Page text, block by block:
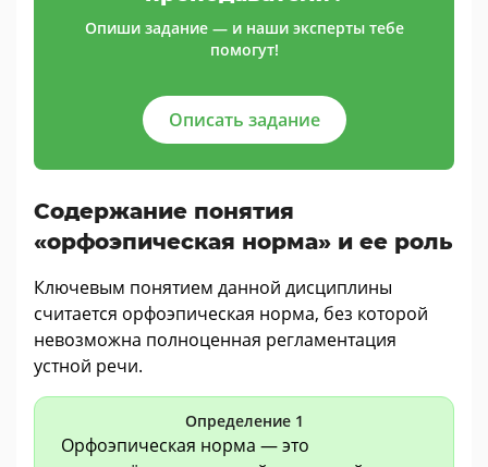
Опиши задание — и наши эксперты тебе
помогут!
Описать задание
Содержание понятия
«орфоэпическая норма» и ее роль
Ключевым понятием данной дисциплины
считается орфоэпическая норма, без которой
невозможна полноценная регламентация
устной речи.
Определение 1
Орфоэпическая норма — это